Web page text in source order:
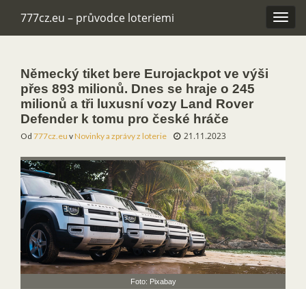
777cz.eu – průvodce loteriemi
Německý tiket bere Eurojackpot ve výši
přes 893 milionů. Dnes se hraje o 245
milionů a tři luxusní vozy Land Rover
Defender k tomu pro české hráče
Od 777cz.eu vNovinky a zprávy z loterie 21.11.2023
Foto: Pixabay